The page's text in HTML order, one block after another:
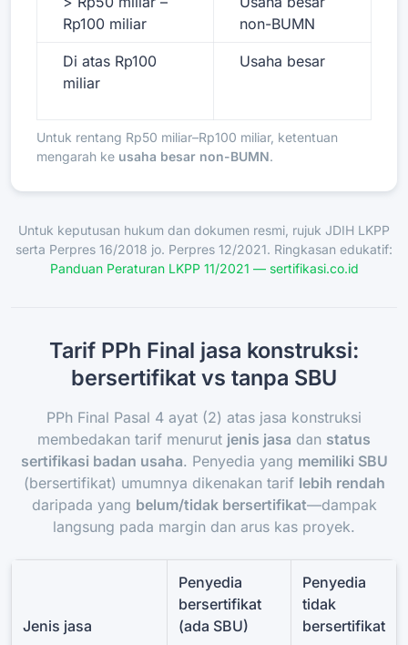
Rp100 miliar
non-BUMN
Di atas Rp100
miliar
Usaha besar
Untuk rentang Rp50 miliar–Rp100 miliar, ketentuan
mengarah ke usaha besar non-BUMN.
Untuk keputusan hukum dan dokumen resmi, rujuk JDIH LKPP
serta Perpres 16/2018 jo. Perpres 12/2021. Ringkasan edukatif:
Panduan Peraturan LKPP 11/2021 — sertifikasi.co.id
Tarif PPh Final jasa konstruksi:
bersertifikat vs tanpa SBU
PPh Final Pasal 4 ayat (2) atas jasa konstruksi
membedakan tarif menurut jenis jasa dan status
sertifikasi badan usaha. Penyedia yang memiliki SBU
(bersertifikat) umumnya dikenakan tarif lebih rendah
daripada yang belum/tidak bersertifikat—dampak
langsung pada margin dan arus kas proyek.
Jenis jasa
Penyedia
bersertifikat
(ada SBU)
Penyedia
tidak
bersertifikat